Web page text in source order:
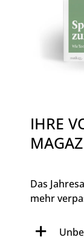
IHRE
Das
mehr